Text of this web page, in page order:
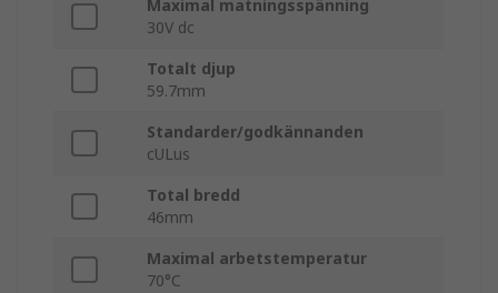
Maximal matningsspänning
30V dc
Totalt djup
59.7mm
Standarder/godkännanden
cULus
Total bredd
46mm
Maximal arbetstemperatur
70°C